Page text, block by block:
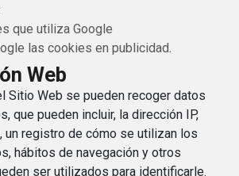
que utiliza Google
las cookies en publicidad.
Web
Sitio Web se pueden recoger datos
que pueden incluir, la dirección IP,
un registro de cómo se utilizan los
hábitos de navegación y otros
ser utilizados para identificarle.